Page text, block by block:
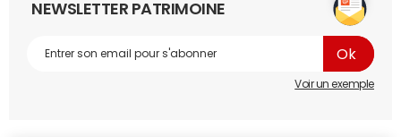
NEWSLETTER PATRIMOINE
Voir un exemple